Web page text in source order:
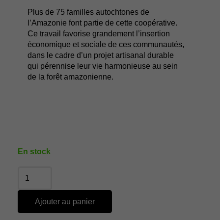
Plus de 75 familles autochtones de
l’Amazonie font partie de cette coopérative.
Ce travail favorise grandement l’insertion
économique et sociale de ces communautés,
dans le cadre d’un projet artisanal durable
qui pérennise leur vie harmonieuse au sein
de la forêt amazonienne.
En stock
Ajouter au panier